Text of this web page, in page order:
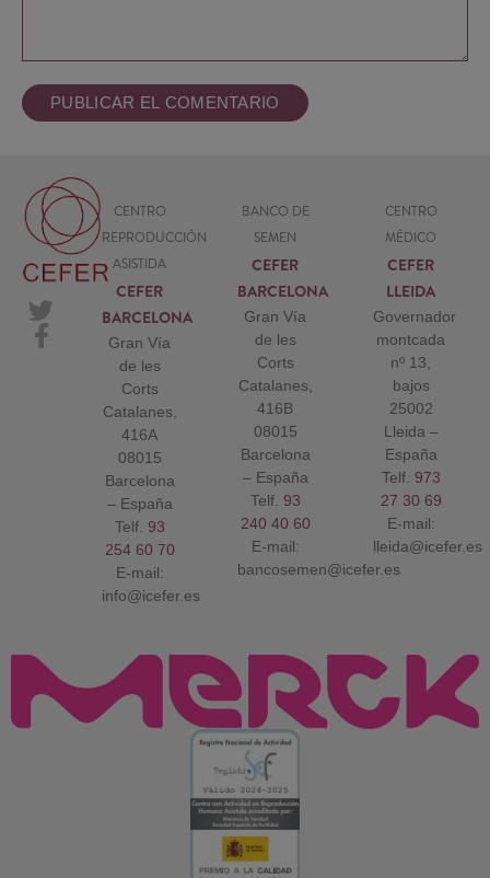
CENTRO
REPRODUCCIÓN
ASISTIDA
CEFER
BARCELONA
Gran Vía
de les
Corts
Catalanes,
416A
08015
Barcelona
– España
Telf. 93
254 60 70
E-mail:
info@icefer.es
BANCO DE
SEMEN
CEFER
BARCELONA
Gran Vía
de les
Corts
Catalanes,
416B
08015
Barcelona
– España
Telf. 93
240 40 60
E-mail:
bancosemen@icefer.es
CENTRO
MÉDICO
CEFER
LLEIDA
Governador
montcada
nº 13,
bajos
25002
Lleida –
España
Telf. 973
27 30 69
E-mail:
lleida@icefer.es